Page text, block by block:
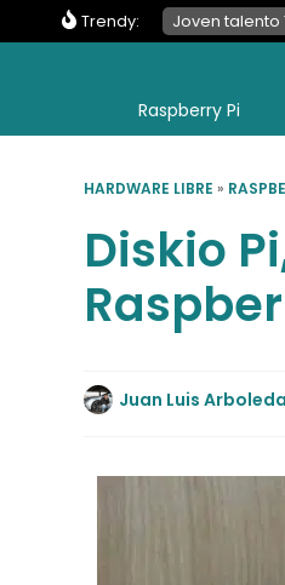
Raspberry Pi
Trendy: Joven talento
HARDWARE LIBRE »
Diskio
Juan Luis